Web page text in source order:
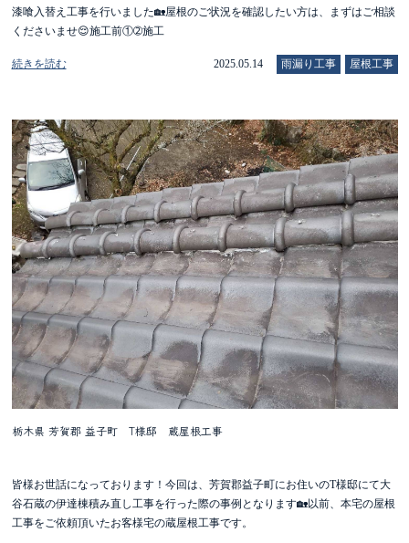
漆喰入替え工事を行いました🏡屋根のご状況を確認したい方は、まずはご相談
くださいませ😌施工前①➁施工
続きを読む 2025.05.14 雨漏り工事 屋根工事
栃木県 芳賀郡 益子町 T様邸 蔵屋根工事
皆様お世話になっております！今回は、芳賀郡益子町にお住いのT様邸にて大
谷石蔵の伊達棟積み直し工事を行った際の事例となります🏡以前、本宅の屋根
工事をご依頼頂いたお客様宅の蔵屋根工事です。